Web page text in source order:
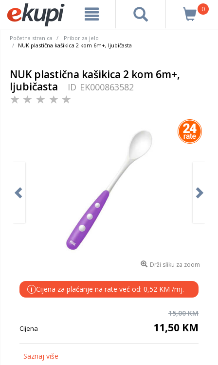
0
Početna stranica
Pribor za jelo
NUK plastična kašikica 2 kom 6m+, ljubičasta
NUK plastična kašikica 2 kom 6m+,
ljubičasta
ID EK000863582
Drži sliku za zoom
i Cijena za plaćanje na rate već od: 0,52 KM /mj.
15,00 KM
Cijena 11,50 KM
Saznaj više